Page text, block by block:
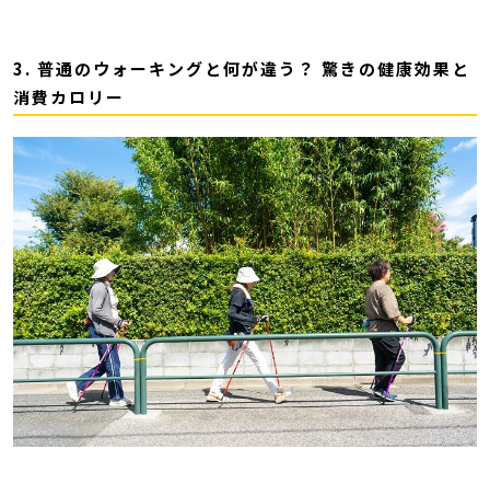
3. 普通のウォーキングと何が違う？ 驚きの健康効果と
消費カロリー